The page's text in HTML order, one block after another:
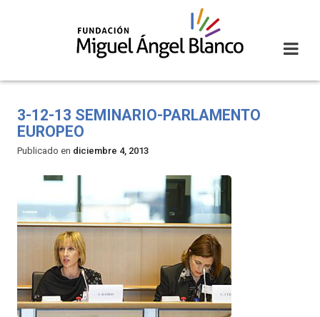
3-12-13 SEMINARIO-PARLAMENTO
EUROPEO
Publicado en diciembre 4, 2013